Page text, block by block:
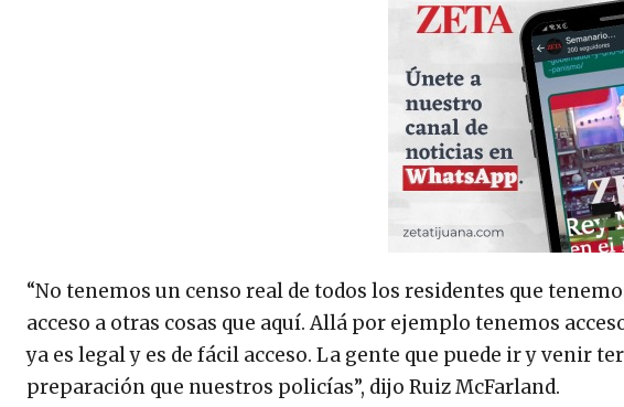
“No tenemos un censo real de todos los residentes que
acceso a otras cosas que aquí. Allá por ejemplo tenemos
ya es legal y es de fácil acceso. La gente que puede ir y venir
preparación que nuestros policías”, dijo Ruiz McFarland.